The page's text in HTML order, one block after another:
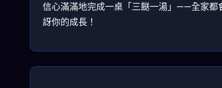
信心滿滿地完成一桌「三餸一湯」——全家都
訝你的成長！